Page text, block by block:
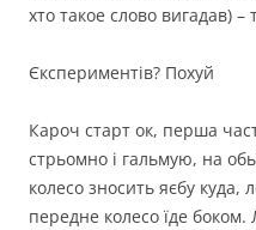
хто такое слово вигадав) –
Єкспериментів? Похуй
Кароч старт ок, перша
стрьомно і гальмую, на
колесо зносить яєбу куда,
передне колесо їде